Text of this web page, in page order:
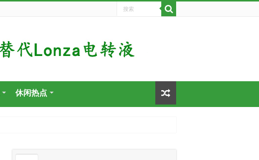
休闲热点